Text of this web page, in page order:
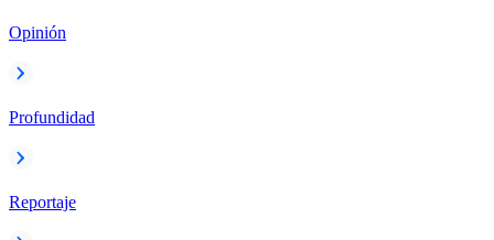
Opinión
Profundidad
Reportaje